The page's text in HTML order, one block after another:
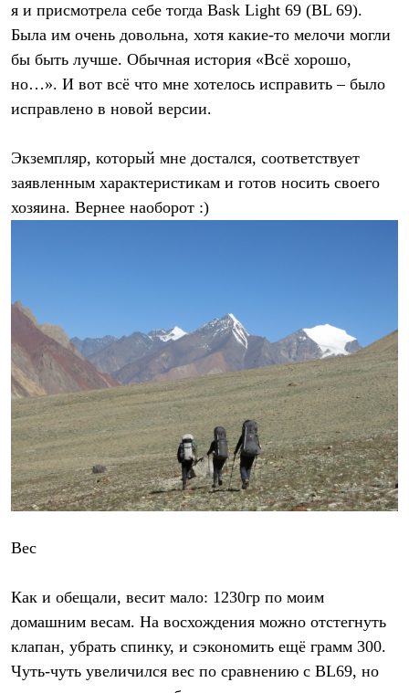
Термобелье
Комплект термобелья
Снаряжение
Палатки и тенты
Палатки
Тенты
Аксессуары для палаток
Экспедиционные
Альпинистские
Городские
Аксессуары для спальников
Сумки и баулы
Баулы
Кошельки
Сумки
Гермомешки
Полезные аксессуары
Книги
Еда
Коврики
Обувь
Женская обувь
Мужская обувь
Кроссовки
Сапоги
Гамаши и бахилы
Гамаши
Тапочки и чуни
я и присмотрела себе тогда Bask Light 69 (BL 69).
Была им очень довольна, хотя какие-то мелочи могли
бы быть лучше. Обычная история «Всё хорошо,
но…». И вот всё что мне хотелось исправить – было
исправлено в новой версии.
Экземпляр, который мне достался, соответствует
заявленным характеристикам и готов носить своего
хозяина. Вернее наоборот :)
Вес
Как и обещали, весит мало: 1230гр по моим
домашним весам. На восхождения можно отстегнуть
клапан, убрать спинку, и сэкономить ещё грамм 300.
Чуть-чуть увеличился вес по сравнению с BL69, но